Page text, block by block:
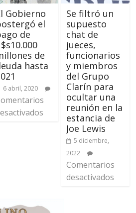
Gobierno
el
de
de
hasta
6 abril, 2020
Se filtró un
supuesto
chat de
jueces,
funcionarios
y miembros
del Grupo
Clarín para
ocultar una
reunión en la
estancia de
Joe Lewis
5 diciembre,
2022
Comentarios
desactivados